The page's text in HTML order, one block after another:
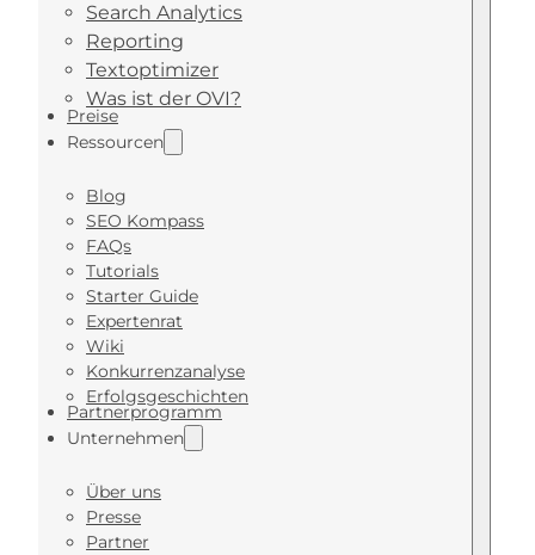
Search Analytics
Reporting
Textoptimizer
Was ist der OVI?
Preise
Ressourcen
Blog
SEO Kompass
FAQs
Tutorials
Starter Guide
Expertenrat
Wiki
Konkurrenzanalyse
Erfolgsgeschichten
Partnerprogramm
Unternehmen
Über uns
Presse
Partner